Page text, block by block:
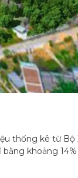
thống kê từ Bộ
khoảng